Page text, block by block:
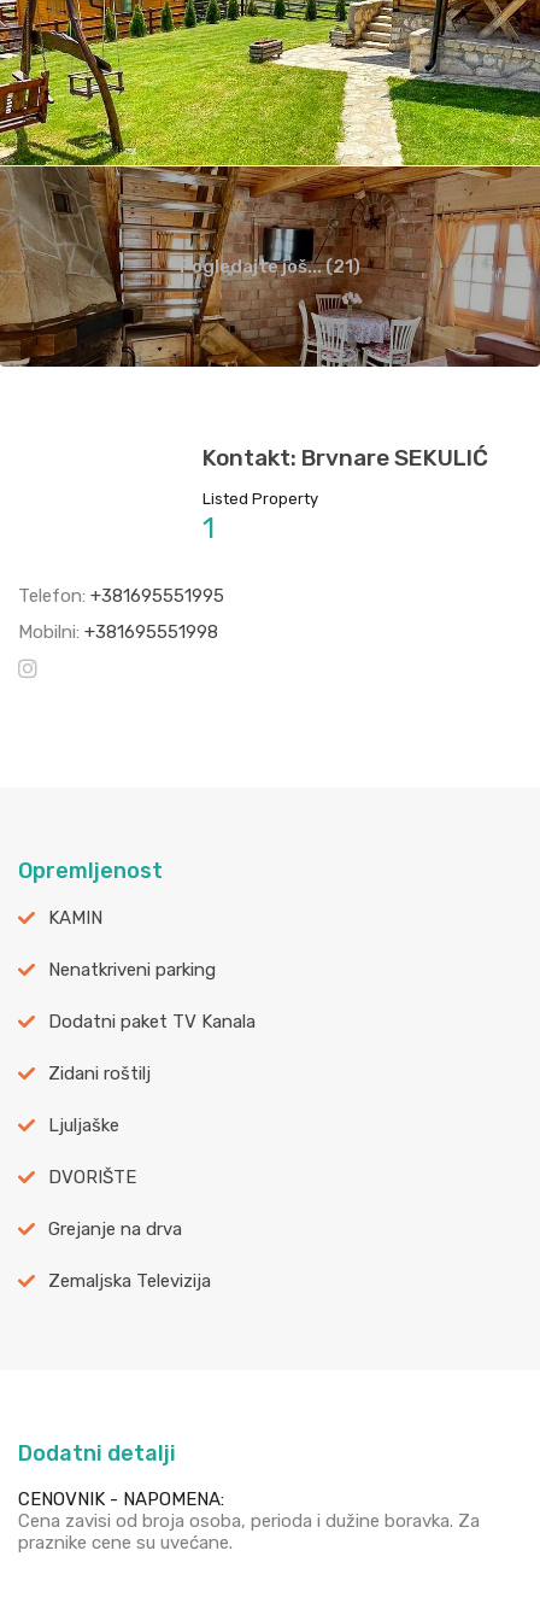
Pogledajte još... (21)
Kontakt: Brvnare SEKULIĆ
Listed Property
1
Telefon: +381695551995
Mobilni: +381695551998
Opremljenost
KAMIN
Nenatkriveni parking
Dodatni paket TV Kanala
Zidani roštilj
Ljuljaške
DVORIŠTE
Grejanje na drva
Zemaljska Televizija
Dodatni detalji
CENOVNIK - NAPOMENA:
Cena zavisi od broja osoba, perioda i dužine boravka. Za
praznike cene su uvećane.